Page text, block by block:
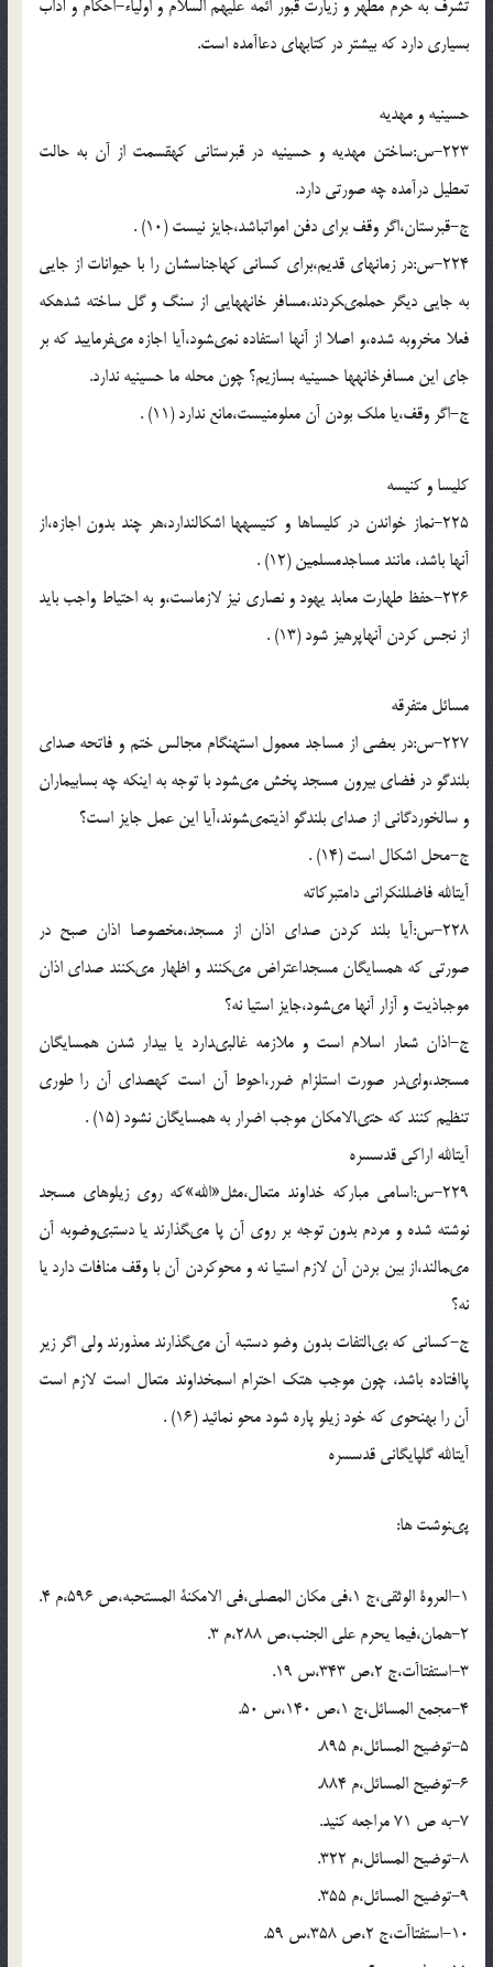
تشرف به حرم مطهر و زیارت قبور ائمه علیهم السلام و اولیاء-احکام و آداب
بسیارى دارد که بیشتر در کتابهاى دعاآمده است.
حسینیه و مهدیه
223-س:ساختن مهدیه و حسینیه در قبرستانى که‏قسمت از آن به حالت
تعطیل درآمده چه صورتى دارد.
ج-قبرستان،اگر وقف براى دفن اموات‏باشد،جایز نیست (10) .
224-س:در زمانهاى قدیم،براى کسانى که‏اجناسشان را با حیوانات از جایى
به جایى دیگر حمل‏مى‏کردند،مسافر خانه‏هایى از سنگ و گل ساخته شده‏که
فعلا مخروبه شده،و اصلا از آنها استفاده نمى‏شود،آیا اجازه مى‏فرمایید که بر
جاى این مسافرخانه‏ها حسینیه بسازیم؟ چون محله ما حسینیه ندارد.
ج-اگر وقف،یا ملک بودن آن معلوم‏نیست،مانع ندارد (11) .
کلیسا و کنیسه
225-نماز خواندن در کلیساها و کنیسه‏ها اشکال‏ندارد،هر چند بدون اجازه،از
آنها باشد، مانند مساجدمسلمین (12) .
226-حفظ طهارت معابد یهود و نصارى نیز لازم‏است،و به احتیاط واجب باید
از نجس کردن آنهاپرهیز شود (13) .
مسائل متفرقه
227-س:در بعضى از مساجد معمول است‏هنگام مجالس ختم و فاتحه صداى
بلندگو در فضاى بیرون مسجد پخش مى‏شود با توجه به اینکه چه بسابیماران
و سالخوردگانى از صداى بلندگو اذیت‏مى‏شوند،آیا این عمل جایز است؟
ج-محل اشکال است (14) .
آیت‏الله فاضل‏لنکرانى دامت‏برکاته
228-س:آیا بلند کردن صداى اذان از مسجد،مخصوصا اذان صبح در
صورتى که همسایگان مسجداعتراض مى‏کنند و اظهار مى‏کنند صداى اذان
موجب‏اذیت و آزار آنها مى‏شود،جایز است‏یا نه؟
ج-اذان شعار اسلام است و ملازمه غالبى‏دارد یا بیدار شدن همسایگان
مسجد،ولى‏در صورت استلزام ضرر،احوط آن است که‏صداى آن را طورى
تنظیم کنند که حتى‏الامکان موجب اضرار به همسایگان نشود (15) .
آیت‏الله اراکى قدس‏سره
229-س:اسامى مبارکه خداوند متعال،مثل‏«الله‏»که روى زیلوهاى مسجد
نوشته شده و مردم بدون توجه بر روى آن پا مى‏گذارند یا دست‏بى‏وضوبه آن
مى‏مالند،از بین بردن آن لازم است‏یا نه و محوکردن آن با وقف منافات دارد یا
نه؟
ج-کسانى که بى‏التفات بدون وضو دست‏به آن مى‏گذارند معذورند ولى اگر زیر
پاافتاده باشد، چون موجب هتک احترام اسم‏خداوند متعال است لازم است
آن را به‏نحوى که خود زیلو پاره شود محو نمائید (16) .
آیت‏الله گلپایگانى قدس‏سره
پى‏نوشت ها:
1-العروة الوثقى،ج 1،فى مکان المصلى،فى الامکنة المستحبه،ص 596،م 4.
2-همان،فیما یحرم على الجنب،ص 288،م 3.
3-استفتاآت،ج 2،ص 343،س 19.
4-مجمع المسائل،ج 1،ص 140،س 50.
5-توضیح المسائل،م 895.
6-توضیح المسائل،م 884.
7-به ص 71 مراجعه کنید.
8-توضیح المسائل،م 322.
9-توضیح المسائل،م 355.
10-استفتاآت،ج 2،ص 358،س 59.